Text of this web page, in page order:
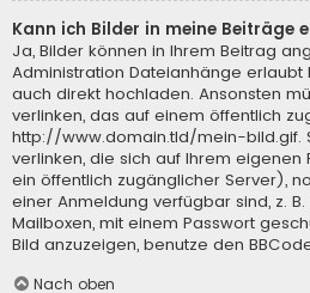
Kann ich Bilder in meine Beiträge
Ja, Bilder können in Ihrem Beitrag
Administration Dateianhänge erlaubt
auch direkt hochladen. Ansonsten
verlinken, das auf einem öffentlich
http://www.domain.tld/mein-bild.gif.
verlinken, die sich auf Ihrem
ein öffentlich zugänglicher Server),
einer Anmeldung verfügbar sind, z.
Mailboxen, mit einem Passwort
Bild anzuzeigen, benutze den
Nach oben